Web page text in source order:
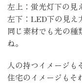
左上：蛍光灯下の見
左下：LED下の見え
同じ素材でも光の
ね。
人の持つイメージも
住宅のイメージもそ